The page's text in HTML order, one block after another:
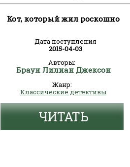
Кот, который жил роскошно
Дата поступления
2015-04-03
Авторы:
Браун Лилиан Джексон
Жанр:
Классические детективы
ЧИТАТЬ